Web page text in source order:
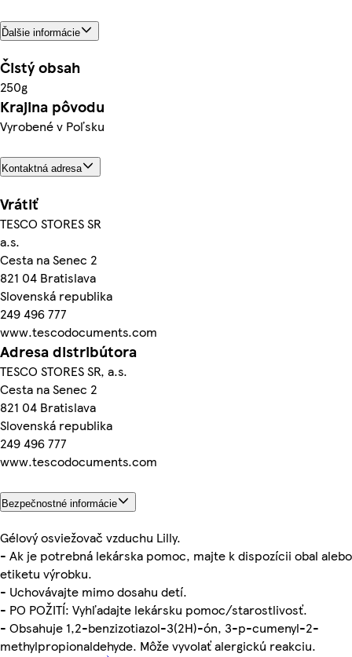
Ďalšie informácie
Čistý obsah
250g
Krajina pôvodu
Vyrobené v Poľsku
Kontaktná adresa
Vrátiť
TESCO STORES SR
a.s.
Cesta na Senec 2
821 04 Bratislava
Slovenská republika
249 496 777
www.tescodocuments.com
Adresa distribútora
TESCO STORES SR, a.s.
Cesta na Senec 2
821 04 Bratislava
Slovenská republika
249 496 777
www.tescodocuments.com
Bezpečnostné informácie
Gélový osviežovač vzduchu Lilly.
- Ak je potrebná lekárska pomoc, majte k dispozícii obal alebo
etiketu výrobku.
- Uchovávajte mimo dosahu detí.
- PO POŽITÍ: Vyhľadajte lekársku pomoc/starostlivosť.
- Obsahuje 1,2-benzizotiazol-3(2H)-ón, 3-p-cumenyl-2-
methylpropionaldehyde. Môže vyvolať alergickú reakciu.